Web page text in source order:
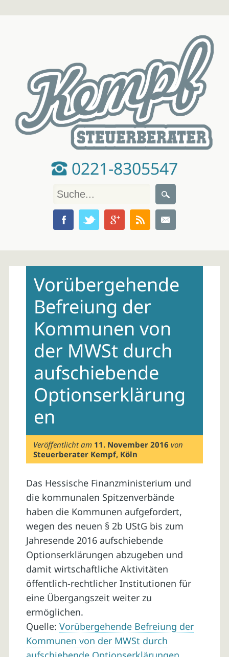
0221-8305547
contentVorübergehende
Befreiung der
Kommunen von
der MWSt durch
aufschiebende
Optionserklärung
en
Veröffentlicht am 11. November 2016 von
Steuerberater Kempf, Köln
Das Hessische Finanzministerium und
die kommunalen Spitzenverbände
haben die Kommunen aufgefordert,
wegen des neuen § 2b UStG bis zum
Jahresende 2016 aufschiebende
Optionserklärungen abzugeben und
damit wirtschaftliche Aktivitäten
öffentlich-rechtlicher Institutionen für
eine Übergangszeit weiter zu
ermöglichen.
Quelle: Vorübergehende Befreiung der
Kommunen von der MWSt durch